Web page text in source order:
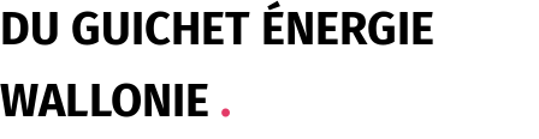
DU GUICHET ÉNERGIE
WALLONIE